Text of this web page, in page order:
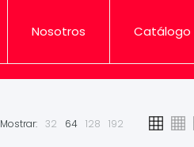
Nosotros Catálogo
Mostrar: 32 64 128 192